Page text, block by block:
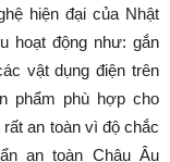
hiện đại của Nhật
hoạt động như: gắn
vật dụng điện trên
phẩm phù hợp cho
an toàn vì độ chắc
an toàn Châu Âu